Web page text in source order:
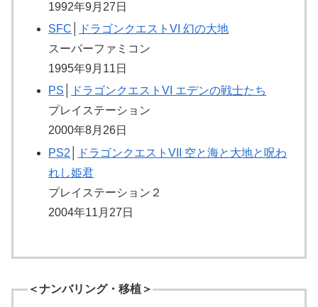
1992年9月27日
SFC
ドラゴンクエストVI 幻の大地
スーパーファミコン
1995年9月11日
PS
ドラゴンクエストVI エデンの戦士たち
プレイステーション
2000年8月26日
PS2
ドラゴンクエストVII 空と海と大地と呪わ
れし姫君
プレイステーション２
2004年11月27日
＜ナンバリング・移植＞